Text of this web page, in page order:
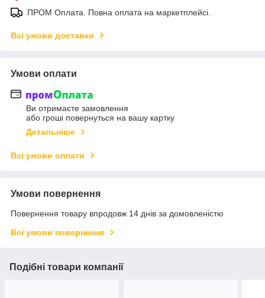
ПРОМ Оплата. Повна оплата на маркетплейсі.
Всі умови доставки
Умови оплати
Ви отримаєте замовлення
або гроші повернуться на вашу картку
Детальніше
Всі умови оплати
Умови повернення
Повернення товару впродовж 14 днів за домовленістю
Всі умови повернення
Подібні товари компанії